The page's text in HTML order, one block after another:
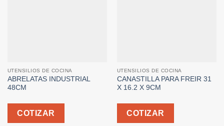
UTENSILIOS DE COCINA
ABRELATAS INDUSTRIAL
48CM
COTIZAR
UTENSILIOS DE COCINA
CANASTILLA PARA FREIR 31
X 16.2 X 9CM
COTIZAR